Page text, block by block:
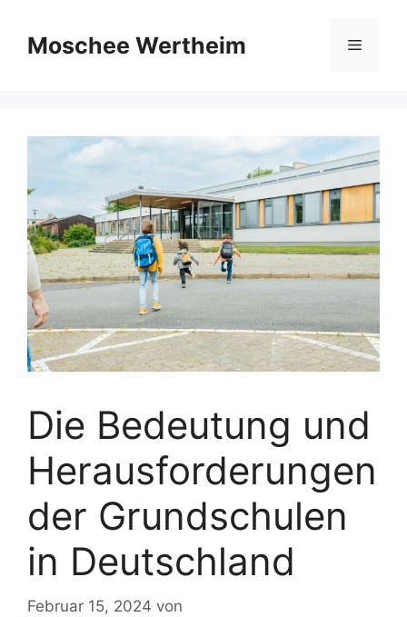
Inhalt
springenMoschee Wertheim Menü
Die Bedeutung und
Herausforderungen
der Grundschulen
in Deutschland
Februar 15, 2024 von